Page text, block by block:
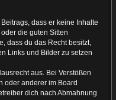
dass er keine Inhalte
die guten Sitten
dass du das Recht besitzt,
Links und Bilder zu setzen
aus. Bei Verstößen
oder anderer im Board
dich nach Abmahnung